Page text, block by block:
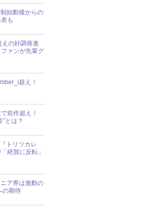
始動後からの
も
の好調発進
ァンが先輩グ
超え！
で前作超え！
とは？
トリツカレ
絶賛に反転」
ア界は激動の
の期待